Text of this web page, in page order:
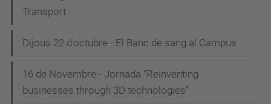
Transport
Dijous 22 d'octubre - El Banc de sang al Campus
16 de Novembre - Jornada “Reinventing
businesses through 3D technologies”